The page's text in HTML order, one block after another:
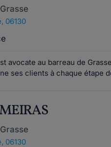
06130
avocate au barreau de
ses clients à chaque étape
06130